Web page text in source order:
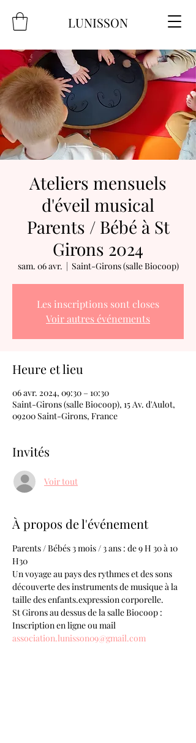
LUNISSON
Ateliers mensuels
d'éveil musical
Parents / Bébé à St
Girons 2024
sam. 06 avr.
  |
Saint-Girons (salle Biocoop)
Les inscriptions sont closes
Voir autres événements
Heure et lieu
06 avr. 2024, 09:30 – 10:30
Saint-Girons (salle Biocoop), 15 Av. d'Aulot,
09200 Saint-Girons, France
Invités
Voir tout
À propos de l'événement
Parents / Bébés 3 mois / 3 ans : de 9 H 30 à 10
H30
Un voyage au pays des rythmes et des sons
découverte des instruments de musique à la
taille des enfants.expression corporelle.
St Girons au dessus de la salle Biocoop :
Inscription en ligne ou mail
association.lunisson09@gmail.com